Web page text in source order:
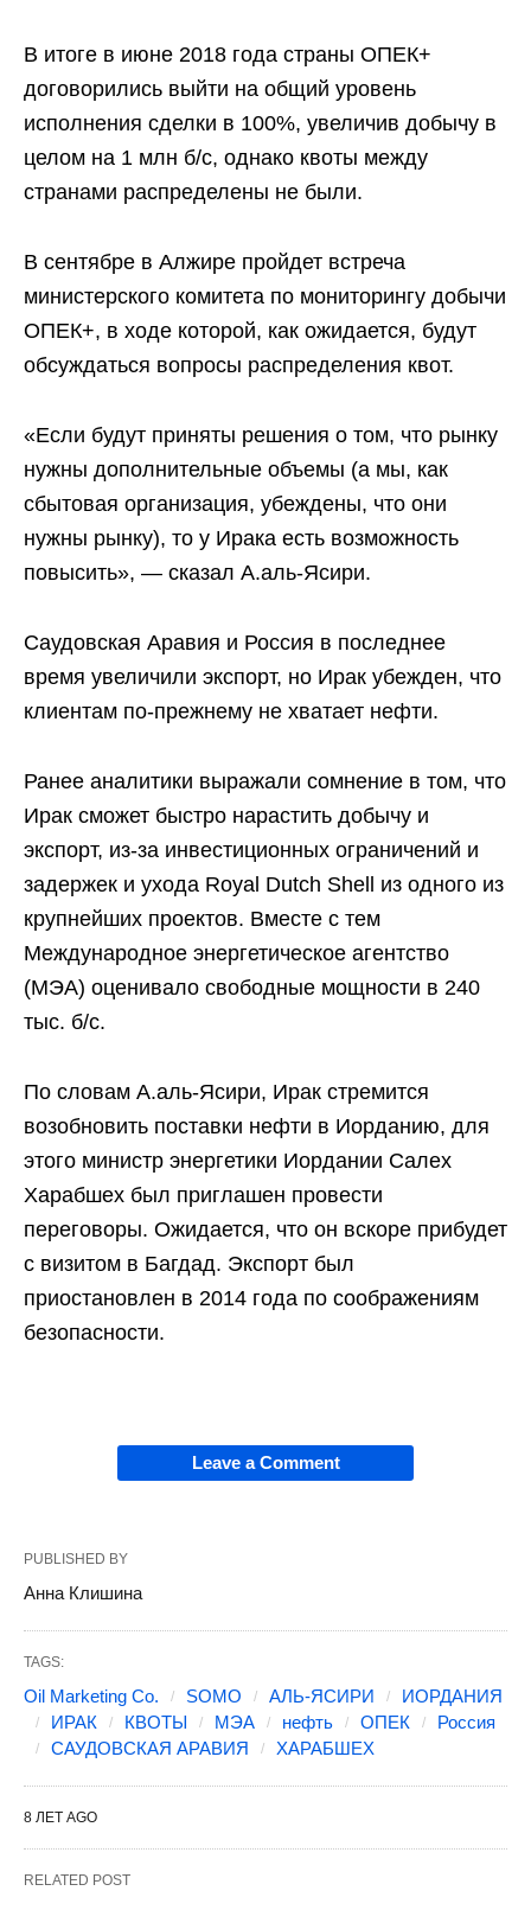
В итоге в июне 2018 года страны ОПЕК+
договорились выйти на общий уровень
исполнения сделки в 100%, увеличив добычу в
целом на 1 млн б/с, однако квоты между
странами распределены не были.
В сентябре в Алжире пройдет встреча
министерского комитета по мониторингу добычи
ОПЕК+, в ходе которой, как ожидается, будут
обсуждаться вопросы распределения квот.
«Если будут приняты решения о том, что рынку
нужны дополнительные объемы (а мы, как
сбытовая организация, убеждены, что они
нужны рынку), то у Ирака есть возможность
повысить», — сказал А.аль-Ясири.
Саудовская Аравия и Россия в последнее
время увеличили экспорт, но Ирак убежден, что
клиентам по-прежнему не хватает нефти.
Ранее аналитики выражали сомнение в том, что
Ирак сможет быстро нарастить добычу и
экспорт, из-за инвестиционных ограничений и
задержек и ухода Royal Dutch Shell из одного из
крупнейших проектов. Вместе с тем
Международное энергетическое агентство
(МЭА) оценивало свободные мощности в 240
тыс. б/с.
По словам А.аль-Ясири, Ирак стремится
возобновить поставки нефти в Иорданию, для
этого министр энергетики Иордании Салех
Харабшех был приглашен провести
переговоры. Ожидается, что он вскоре прибудет
с визитом в Багдад. Экспорт был
приостановлен в 2014 года по соображениям
безопасности.
Leave a Comment
PUBLISHED BY
Анна Клишина
TAGS:
Oil Marketing Co. SOMO АЛЬ-ЯСИРИ
ИОРДАНИЯ
ИРАК
КВОТЫ МЭА нефть ОПЕК
Россия
САУДОВСКАЯ АРАВИЯ
ХАРАБШЕХ
8 ЛЕТ AGO
RELATED POST